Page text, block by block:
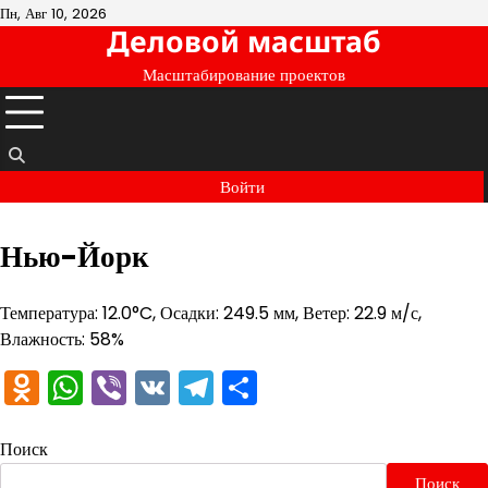
Перейти
Пн, Авг 10, 2026
Деловой масштаб
Масштабирование проектов
Войти
Нью-Йорк
Температура: 12.0°C, Осадки: 249.5 мм, Ветер: 22.9 м/с,
Влажность: 58%
Odnoklassniki
WhatsApp
Viber
VKTelegram
Поиск
Поиск